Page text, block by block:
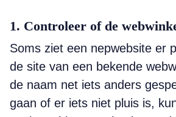
1. Controleer of de
Soms ziet een nepwebsite er
de site van een bekende
de naam net iets anders
gaan of er iets niet pluis is,